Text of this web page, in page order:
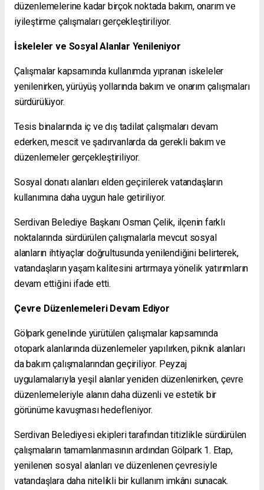
düzenlemelerine kadar birçok noktada bakım, onarım ve
iyileştirme çalışmaları gerçekleştiriliyor.
İskeleler ve Sosyal Alanlar Yenileniyor
Çalışmalar kapsamında kullanımda yıpranan iskeleler
yenilenirken, yürüyüş yollarında bakım ve onarım çalışmaları
sürdürülüyor.
Tesis binalarında iç ve dış tadilat çalışmaları devam
ederken, mescit ve şadırvanlarda da gerekli bakım ve
düzenlemeler gerçekleştiriliyor.
Sosyal donatı alanları elden geçirilerek vatandaşların
kullanımına daha uygun hale getiriliyor.
Serdivan Belediye Başkanı Osman Çelik, ilçenin farklı
noktalarında sürdürülen çalışmalarla mevcut sosyal
alanların ihtiyaçlar doğrultusunda yenilendiğini belirterek,
vatandaşların yaşam kalitesini artırmaya yönelik yatırımların
devam ettiğini ifade etti.
Çevre Düzenlemeleri Devam Ediyor
Gölpark genelinde yürütülen çalışmalar kapsamında
otopark alanlarında düzenlemeler yapılırken, piknik alanları
da bakım çalışmalarından geçiriliyor. Peyzaj
uygulamalarıyla yeşil alanlar yeniden düzenlenirken, çevre
düzenlemeleriyle alanın daha düzenli ve estetik bir
görünüme kavuşması hedefleniyor.
Serdivan Belediyesi ekipleri tarafından titizlikle sürdürülen
çalışmaların tamamlanmasının ardından Gölpark 1. Etap,
yenilenen sosyal alanları ve düzenlenen çevresiyle
vatandaşlara daha nitelikli bir kullanım imkânı sunacak.